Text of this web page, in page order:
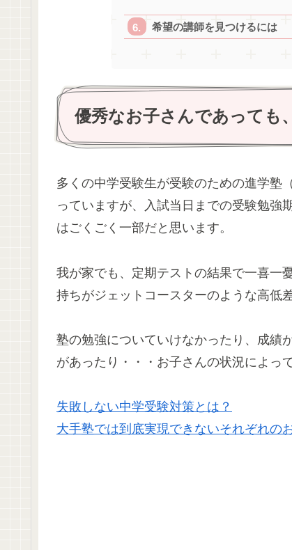
希望の講師を見つけるには
優秀なお子さんであっても
多くの中学受験生が受験のための進学塾
っていますが、入試当日までの受験勉強
はごくごく一部だと思います。
我が家でも、定期テストの結果で一喜一
持ちがジェットコースターのような高低
塾の勉強についていけなかったり、成績
があったり・・・お子さんの状況によっ
失敗しない中学受験対策とは？
大手塾では到底実現できないそれぞれの